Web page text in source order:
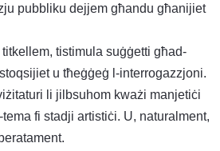
pubbliku dejjem għandu għanijiet
tistimula suġġetti għad-
u tħeġġeġ l-interrogazzjoni.
li jilbsuhom kważi manjetiċi
fi stadji artistiċi. U, naturalment,